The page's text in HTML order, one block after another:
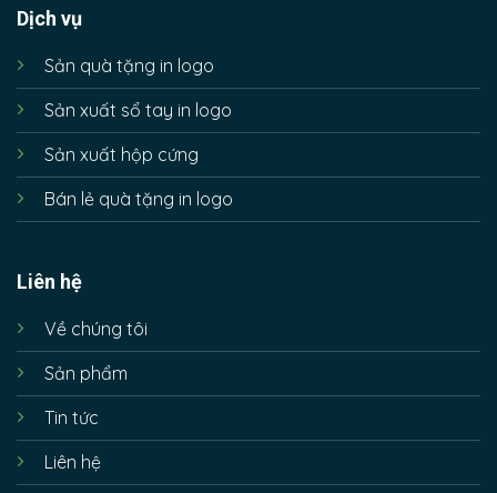
Dịch vụ
Sản quà tặng in logo
Sản xuất sổ tay in logo
Sản xuất hộp cứng
Bán lẻ quà tặng in logo
Liên hệ
Về chúng tôi
Sản phẩm
Tin tức
Liên hệ